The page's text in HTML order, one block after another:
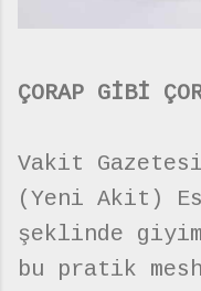
ÇORAP GİBİ
Vakit
(Yeni Akit)
şeklinde
bu pratik